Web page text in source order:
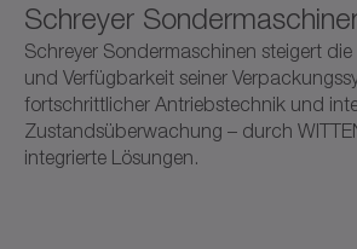
Schreyer
Schreyer Sondermaschinen steigert die
und Verfügbarkeit seiner
fortschrittlicher Antriebstechnik und
Zustandsüberwachung – durch
integrierte Lösungen.